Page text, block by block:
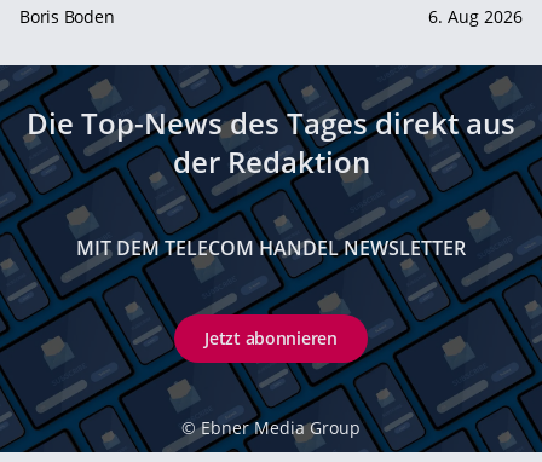
Boris Boden 6. Aug 2026
Die Top-News des Tages direkt aus
der Redaktion
MIT DEM TELECOM HANDEL NEWSLETTER
Jetzt abonnieren
© Ebner Media Group